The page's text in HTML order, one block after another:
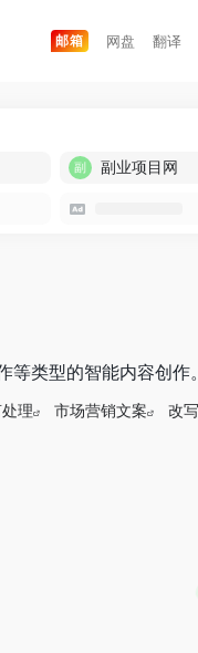
邮箱 网盘 翻译
副业项目网
类型的智能内容创作。
理 市场营销文案 改写